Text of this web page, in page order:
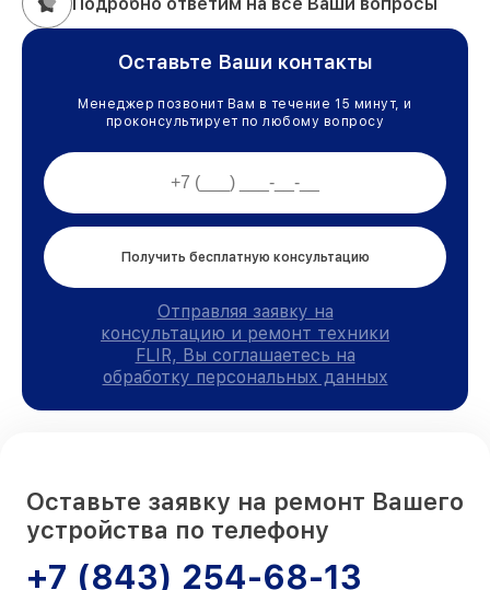
Оставьте Ваши контакты
Менеджер позвонит Вам в течение 15 минут, и
проконсультирует по любому вопросу
Получить бесплатную консультацию
Отправляя заявку на
консультацию и ремонт техники
FLIR, Вы соглашаетесь на
обработку персональных данных
Оставьте заявку на ремонт Вашего
устройства по телефону
+7 (843) 254-68-13